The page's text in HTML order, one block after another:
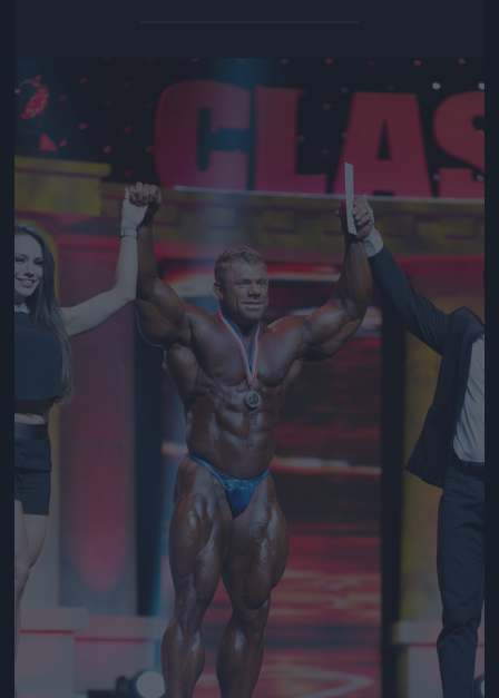
Jön még kép!